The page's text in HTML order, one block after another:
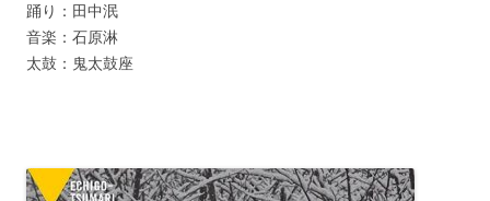
踊り：田中泯
音楽：石原淋
太鼓：鬼太鼓座